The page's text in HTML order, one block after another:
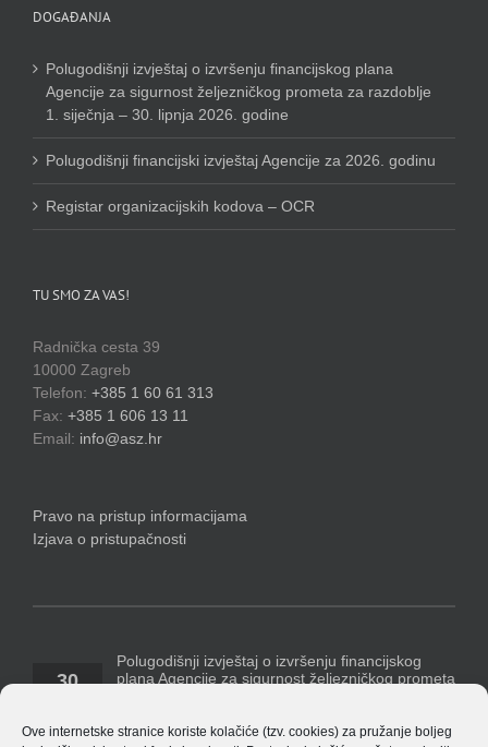
Ove internetske stranice koriste kolačiće (tzv. cookies) za pružanje boljeg
DOGAĐANJA
Polugodišnji izvještaj o izvršenju financijskog plana
Agencije za sigurnost željezničkog prometa za razdoblje
1. siječnja – 30. lipnja 2026. godine
Polugodišnji financijski izvještaj Agencije za 2026. godinu
Registar organizacijskih kodova – OCR
TU SMO ZA VAS!
Radnička cesta 39
10000 Zagreb
Telefon: +385 1 60 61 313
Fax: +385 1 606 13 11
Email: info@asz.hr
Pravo na pristup informacijama
Izjava o pristupačnosti
30
Polugodišnji izvještaj o izvršenju financijskog
plana Agencije za sigurnost željezničkog prometa